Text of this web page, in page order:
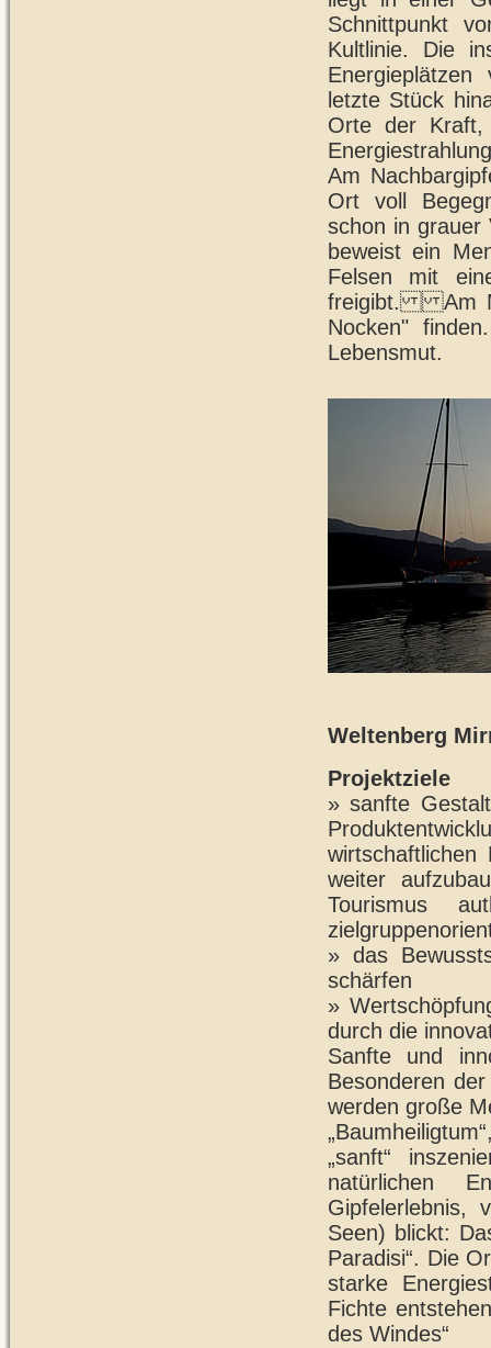
Schnittpunkt
Kultlinie. Die
letzte Stück
Orte der Kraft,
Am
Ort voll
schon in grauer
beweist ein
Felsen mit
freigibt. Am
Nocken"
Lebensmut.
Weltenberg
Projektziele
» sanfte
wirtschaftlichen
weiter
Tourismus
» das
schärfen
»
durch die
Sanfte und
Besonderen
werden große
„sanft“
natürlichen
Gipfelerlebnis,
Seen) blickt:
Paradisi“. Die
starke
Fichte
des Windes“